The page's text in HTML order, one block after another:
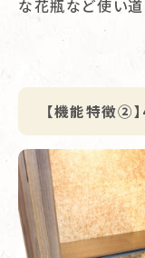
な花瓶など使い道
【機能特徴②